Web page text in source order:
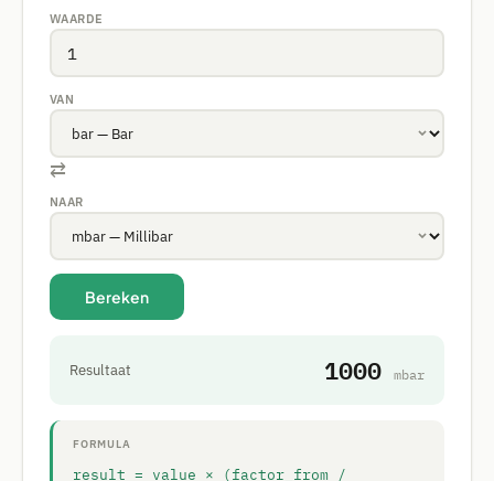
WAARDE
VAN
⇄
NAAR
Bereken
Resultaat 1000 mbar
FORMULA
result = value × (factor_from /